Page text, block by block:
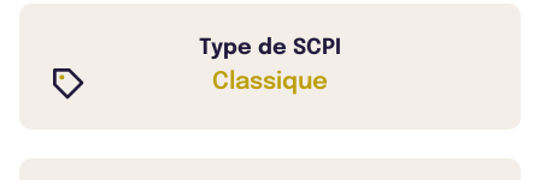
Type de SCPI
Classique